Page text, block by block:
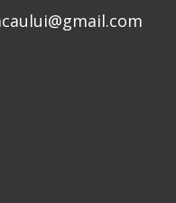
Icoane a
strălucitoare și un